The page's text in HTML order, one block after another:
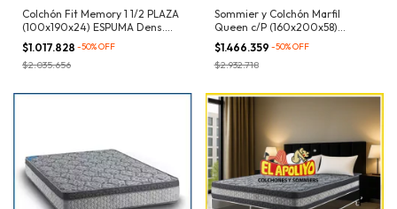
Colchón Fit Memory 1 1/2 PLAZA
(100x190x24) ESPUMA Dens.
50kg/m3
$1.017.828 -50%OFF
$2.035.656
Sommier y Colchón Marfil
Queen c/P (160x200x58)
ESPUMA Dens. 32kg/m³
$1.466.359 -50%OFF
$2.932.718